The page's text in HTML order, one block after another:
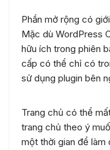
Phần mở rộng có
Mặc dù WordPress
hữu ích trong phiên
cấp có thể chỉ có
sử dụng plugin bên
Trang chủ có thể
trang chủ theo ý
một thời gian để làm